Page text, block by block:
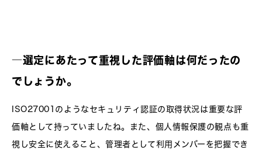
―選定にあたって重視した評価軸は何だったの
でしょうか。
ISO27001のようなセキュリティ認証の取得状況は重要な評
価軸として持っていましたね。また、個人情報保護の観点も重
視し安全に使えること、管理者として利用メンバーを把握でき